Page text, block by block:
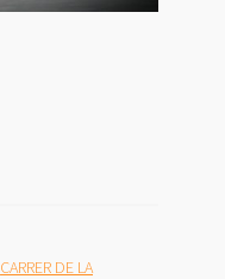
CARRER DE LA